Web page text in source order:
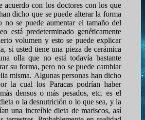
acuerdo con los doctores con los que
dicho que se puede alterar la forma
no se puede aumentar el tamaño del
está predeterminado genéticamente
volumen y esto se puede explicar
si usted tiene una pieza de cerámica
olla que no está todavía bastante
su forma, pero no se puede cambiar
misma. Algunas personas han dicho
la cual los Paracas podrían haber
densos o más pesados, etc. es el
o la desnutrición o lo que sea, y la
una increíble dieta de mariscos, así